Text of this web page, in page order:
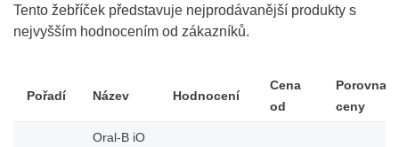
Tento žebříček představuje nejprodávanější produkty s
nejvyšším hodnocením od zákazníků.
Pořadí Název Hodnocení
Cena
od
Porovnat
ceny
Oral-B iO